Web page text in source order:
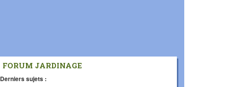
FORUM JARDINAGE
Derniers sujets :